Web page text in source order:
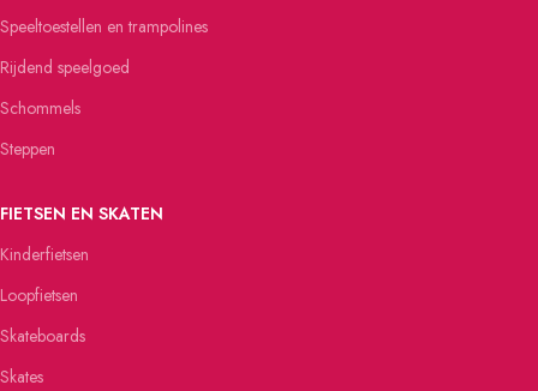
Speeltoestellen en trampolines
Rijdend speelgoed
Schommels
Steppen
FIETSEN EN SKATEN
Kinderfietsen
Loopfietsen
Skateboards
Skates